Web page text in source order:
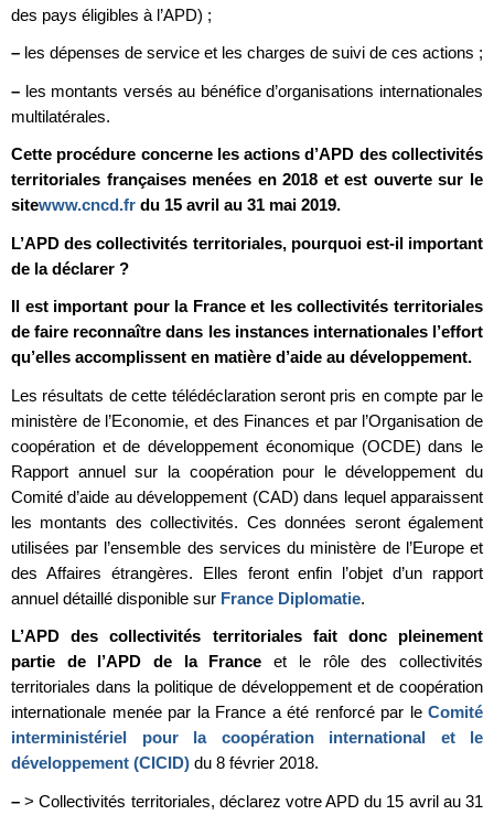
des pays éligibles à l’APD) ;
– les dépenses de service et les charges de suivi de ces actions ;
– les montants versés au bénéfice d’organisations internationales
multilatérales.
Cette procédure concerne les actions d’APD des collectivités
territoriales françaises menées en 2018 et est ouverte sur le
sitewww.cncd.fr du 15 avril au 31 mai 2019.
L’APD des collectivités territoriales, pourquoi est-il important
de la déclarer ?
Il est important pour la France et les collectivités territoriales
de faire reconnaître dans les instances internationales l’effort
qu’elles accomplissent en matière d’aide au développement.
Les résultats de cette télédéclaration seront pris en compte par le
ministère de l’Economie, et des Finances et par l’Organisation de
coopération et de développement économique (OCDE) dans le
Rapport annuel sur la coopération pour le développement du
Comité d’aide au développement (CAD) dans lequel apparaissent
les montants des collectivités. Ces données seront également
utilisées par l’ensemble des services du ministère de l’Europe et
des Affaires étrangères. Elles feront enfin l’objet d’un rapport
annuel détaillé disponible sur France Diplomatie.
L’APD des collectivités territoriales fait donc pleinement
partie de l’APD de la France et le rôle des collectivités
territoriales dans la politique de développement et de coopération
internationale menée par la France a été renforcé par le Comité
interministériel pour la coopération international et le
développement (CICID) du 8 février 2018.
– > Collectivités territoriales, déclarez votre APD du 15 avril au 31